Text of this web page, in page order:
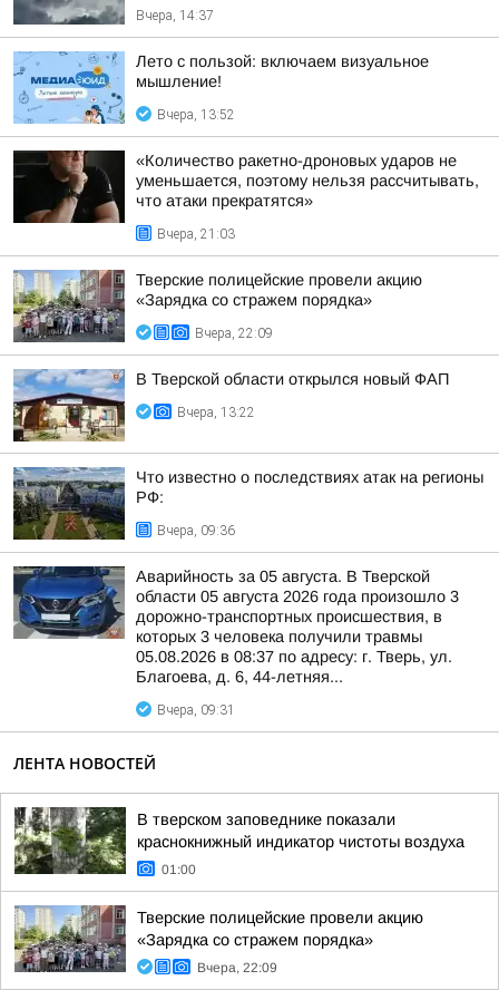
Вчера, 14:37
Лето с пользой: включаем визуальное
мышление!
Вчера, 13:52
«Количество ракетно-дроновых ударов не
уменьшается, поэтому нельзя рассчитывать,
что атаки прекратятся»
Вчера, 21:03
Тверские полицейские провели акцию
«Зарядка со стражем порядка»
Вчера, 22:09
В Тверской области открылся новый ФАП
Вчера, 13:22
Что известно о последствиях атак на регионы
РФ:
Вчера, 09:36
Аварийность за 05 августа. В Тверской
области 05 августа 2026 года произошло 3
дорожно-транспортных происшествия, в
которых 3 человека получили травмы
05.08.2026 в 08:37 по адресу: г. Тверь, ул.
Благоева, д. 6, 44-летняя...
Вчера, 09:31
ЛЕНТА НОВОСТЕЙ
В тверском заповеднике показали
краснокнижный индикатор чистоты воздуха
01:00
Тверские полицейские провели акцию
«Зарядка со стражем порядка»
Вчера, 22:09